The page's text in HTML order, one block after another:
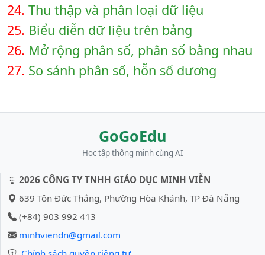
24. Thu thập và phân loại dữ liệu
25. Biểu diễn dữ liệu trên bảng
26. Mở rộng phân số, phân số bằng nhau
27. So sánh phân số, hỗn số dương
GoGoEdu
Học tập thông minh cùng AI
2026 CÔNG TY TNHH GIÁO DỤC MINH VIỄN
639 Tôn Đức Thắng, Phường Hòa Khánh, TP Đà Nẵng
(+84) 903 992 413
minhviendn@gmail.com